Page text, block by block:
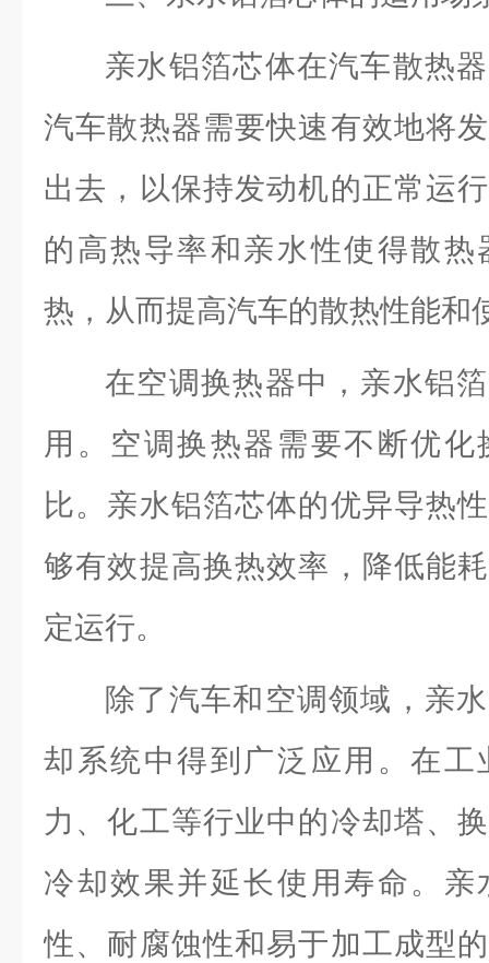
亲水铝箔芯体在汽车散热
汽车散热器需要快速有效地将
出去，以保持发动机的正常运
的高热导率和亲水性使得散
热，从而提高汽车的散热性能和
在空调换热器中，亲水铝
用。空调换热器需要不断优
比。亲水铝箔芯体的优异导热
够有效提高换热效率，降低能
定运行。
除了汽车和空调领域，亲
却系统中得到广泛应用。在工
力、化工等行业中的冷却塔、
冷却效果并延长使用寿命。
性、耐腐蚀性和易于加工成型